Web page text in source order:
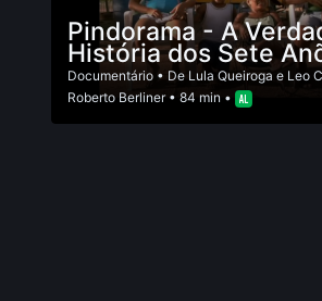
Pindorama - A
História dos Sete
Documentário • De Lula Queiroga e Leo
Roberto Berliner• 84 min •